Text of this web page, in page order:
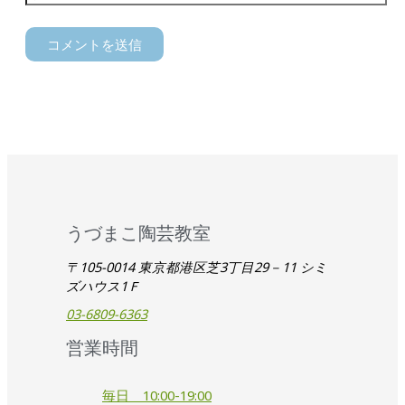
うづまこ陶芸教室
〒105-0014 東京都港区芝3丁目29－11 シミ
ズハウス1Ｆ
03-6809-6363
営業時間
毎日 10:00-19:00